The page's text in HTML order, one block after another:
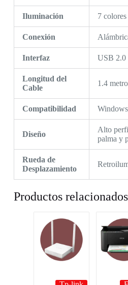
Iluminación 7 colores
Conexión
Interfaz USB 2.0
Longitud del
Cable
1.4
Compatibilidad
Diseño
Alto
palma y
Rueda de
Desplazamiento
Productos relacionados